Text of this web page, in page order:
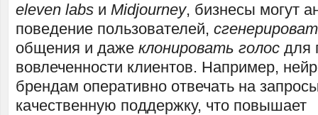
eleven labs и Midjourney, бизнесы могут
поведение пользователей,
общения и даже клонировать голос для
вовлеченности клиентов. Например,
брендам оперативно отвечать на
качественную поддержку, что повышает